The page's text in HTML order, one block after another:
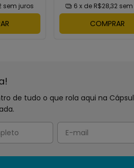
sem juros 6 x de R$28,32
COMPRAR
de tudo o que rola aqui na